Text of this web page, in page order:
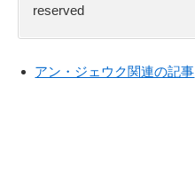
reserved
アン・ジェウク関連の記事